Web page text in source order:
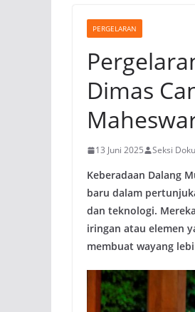
PERGELARAN
Dimas
13 Juni 2025 Seksi
Keberadaan Dalang
baru dalam
dan teknologi.
iringan atau elemen
membuat wayang